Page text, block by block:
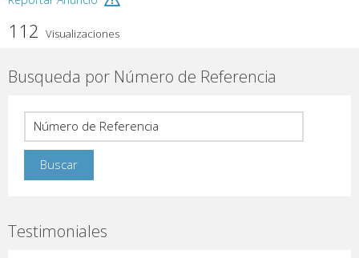
112 Visualizaciones
Busqueda por Número de Referencia
Testimoniales